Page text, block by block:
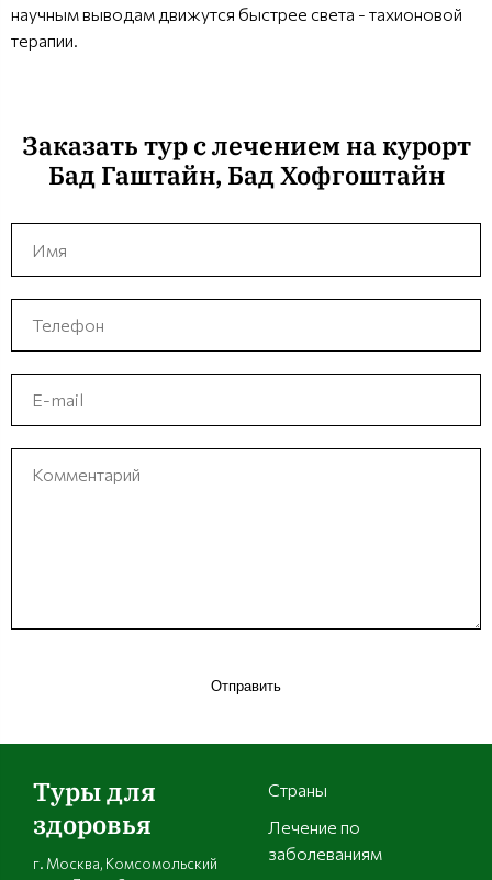
научным выводам движутся быстрее света - тахионовой
терапии.
Заказать тур с лечением на курорт
Бад Гаштайн, Бад Хофгоштайн
Отправить
Туры для
здоровья
г. Москва, Комсомольский
Страны
Лечение по
заболеваниям